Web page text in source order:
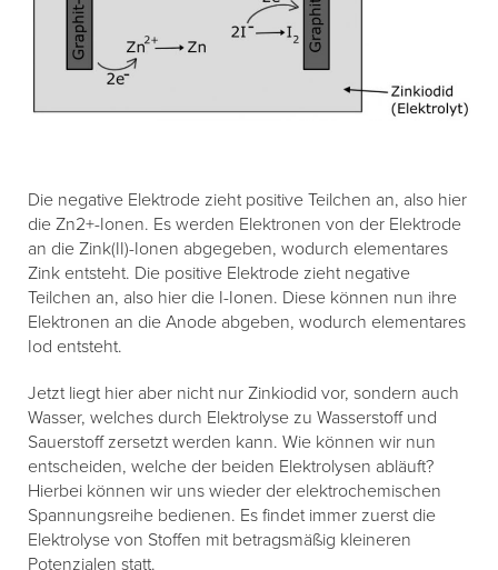
Die negative Elektrode zieht positive Teilchen an, also hier
die Zn2+-Ionen. Es werden Elektronen von der Elektrode
an die Zink(II)-Ionen abgegeben, wodurch elementares
Zink entsteht. Die positive Elektrode zieht negative
Teilchen an, also hier die I-Ionen. Diese können nun ihre
Elektronen an die Anode abgeben, wodurch elementares
Iod entsteht.
Jetzt liegt hier aber nicht nur Zinkiodid vor, sondern auch
Wasser, welches durch Elektrolyse zu Wasserstoff und
Sauerstoff zersetzt werden kann. Wie können wir nun
entscheiden, welche der beiden Elektrolysen abläuft?
Hierbei können wir uns wieder der elektrochemischen
Spannungsreihe bedienen. Es findet immer zuerst die
Elektrolyse von Stoffen mit betragsmäßig kleineren
Potenzialen statt.